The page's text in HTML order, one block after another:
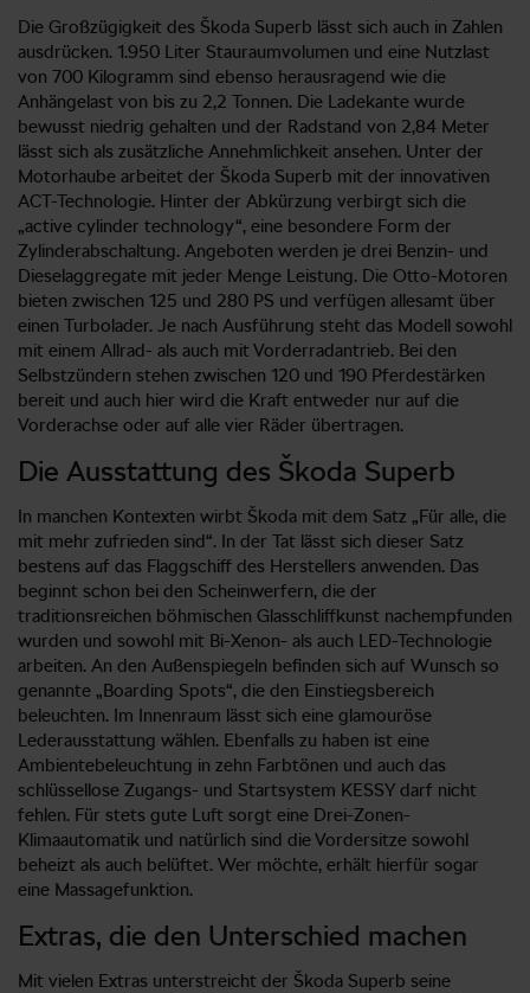
Die Großzügigkeit des Škoda Superb lässt sich auch in Zahlen
ausdrücken. 1.950 Liter Stauraumvolumen und eine Nutzlast
von 700 Kilogramm sind ebenso herausragend wie die
Anhängelast von bis zu 2,2 Tonnen. Die Ladekante wurde
bewusst niedrig gehalten und der Radstand von 2,84 Meter
lässt sich als zusätzliche Annehmlichkeit ansehen. Unter der
Motorhaube arbeitet der Škoda Superb mit der innovativen
ACT-Technologie. Hinter der Abkürzung verbirgt sich die
„active cylinder technology“, eine besondere Form der
Zylinderabschaltung. Angeboten werden je drei Benzin- und
Dieselaggregate mit jeder Menge Leistung. Die Otto-Motoren
bieten zwischen 125 und 280 PS und verfügen allesamt über
einen Turbolader. Je nach Ausführung steht das Modell sowohl
mit einem Allrad- als auch mit Vorderradantrieb. Bei den
Selbstzündern stehen zwischen 120 und 190 Pferdestärken
bereit und auch hier wird die Kraft entweder nur auf die
Vorderachse oder auf alle vier Räder übertragen.
Die Ausstattung des Škoda Superb
In manchen Kontexten wirbt Škoda mit dem Satz „Für alle, die
mit mehr zufrieden sind“. In der Tat lässt sich dieser Satz
bestens auf das Flaggschiff des Herstellers anwenden. Das
beginnt schon bei den Scheinwerfern, die der
traditionsreichen böhmischen Glasschliffkunst nachempfunden
wurden und sowohl mit Bi-Xenon- als auch LED-Technologie
arbeiten. An den Außenspiegeln befinden sich auf Wunsch so
genannte „Boarding Spots“, die den Einstiegsbereich
beleuchten. Im Innenraum lässt sich eine glamouröse
Lederausstattung wählen. Ebenfalls zu haben ist eine
Ambientebeleuchtung in zehn Farbtönen und auch das
schlüssellose Zugangs- und Startsystem KESSY darf nicht
fehlen. Für stets gute Luft sorgt eine Drei-Zonen-
Klimaautomatik und natürlich sind die Vordersitze sowohl
beheizt als auch belüftet. Wer möchte, erhält hierfür sogar
eine Massagefunktion.
Extras, die den Unterschied machen
Mit vielen Extras unterstreicht der Škoda Superb seine